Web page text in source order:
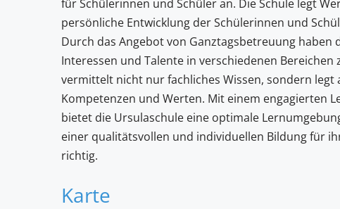
für Schülerinnen und Schüler an. Die Schule legt
persönliche Entwicklung der Schülerinnen und
Durch das Angebot von Ganztagsbetreuung
Interessen und Talente in verschiedenen
vermittelt nicht nur fachliches Wissen, sondern
Kompetenzen und Werten. Mit einem engagierten
bietet die Ursulaschule eine optimale
einer qualitätsvollen und individuellen Bildung für
richtig.
Karte